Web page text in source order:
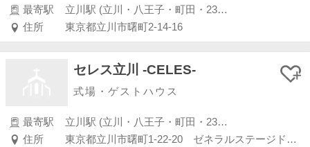
最寄駅
立川駅 (立川・八王子・町田・23区外)
住所
東京都立川市曙町2-14-16
セレス立川 -CELES-
式場・ゲストハウス
最寄駅
立川駅 (立川・八王子・町田・23区外)
住所
東京都立川市曙町1-22-20 ゼネラルステージドリーミー2F・4F